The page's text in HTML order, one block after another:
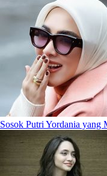
Sosok Putri Yordania yang